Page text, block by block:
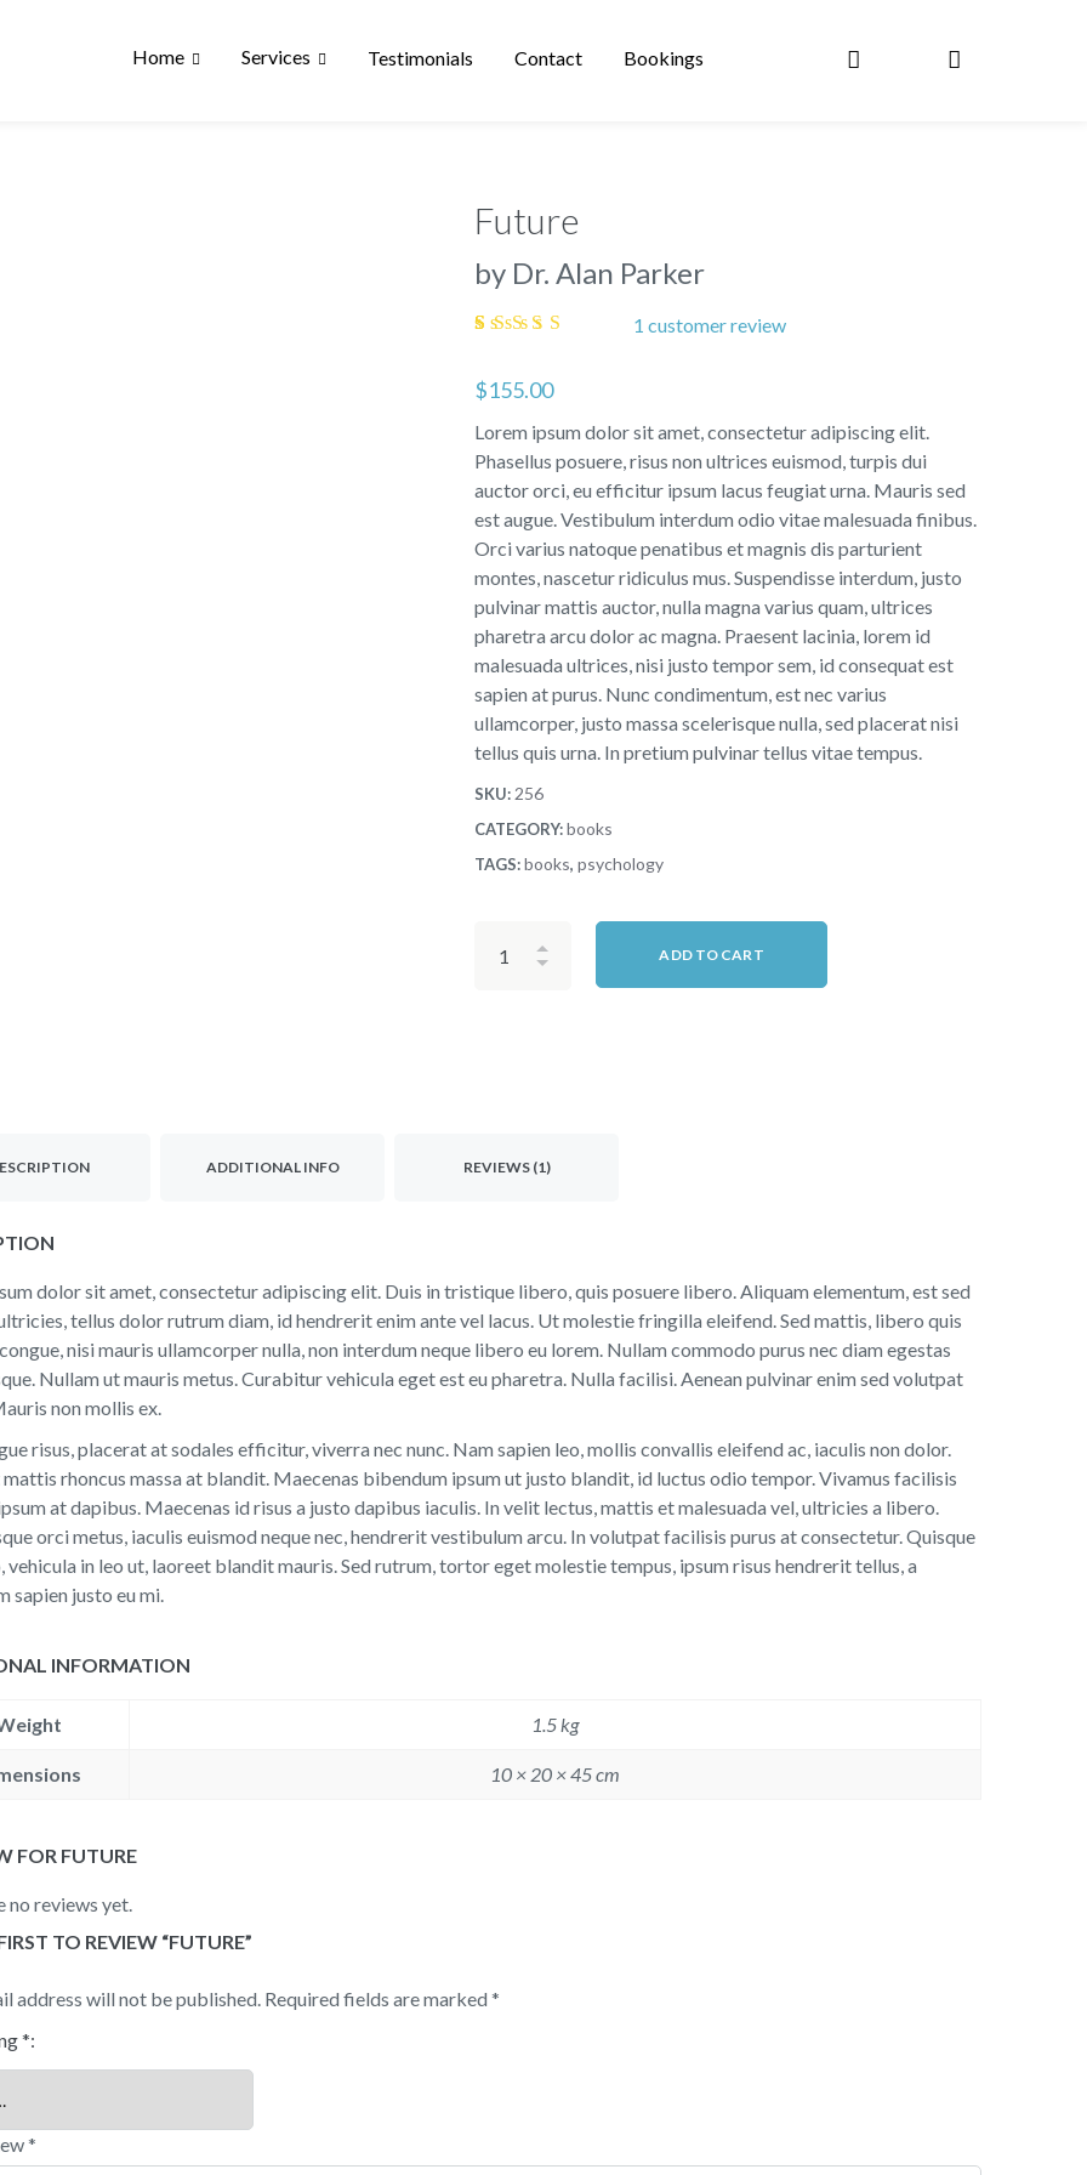
Home Services Testimonials Contact Bookings
Future
by Dr. Alan Parker
on
rating
1 customer review
$155.00
Lorem ipsum dolor sit amet, consectetur adipiscing elit.
Phasellus posuere, risus non ultrices euismod, turpis dui
auctor orci, eu efficitur ipsum lacus feugiat urna. Mauris sed
est augue. Vestibulum interdum odio vitae malesuada finibus.
Orci varius natoque penatibus et magnis dis parturient
montes, nascetur ridiculus mus. Suspendisse interdum, justo
pulvinar mattis auctor, nulla magna varius quam, ultrices
pharetra arcu dolor ac magna. Praesent lacinia, lorem id
malesuada ultrices, nisi justo tempor sem, id consequat est
sapien at purus. Nunc condimentum, est nec varius
ullamcorper, justo massa scelerisque nulla, sed placerat nisi
tellus quis urna. In pretium pulvinar tellus vitae tempus.
SKU: 256
CATEGORY:books
TAGS:books,psychology
ADD TO CART
ADDITIONAL INFO REVIEWS (1)
dolor sit amet, consectetur adipiscing elit. Duis in tristique libero, quis posuere libero. Aliquam elementum, est sed
tellus dolor rutrum diam, id hendrerit enim ante vel lacus. Ut molestie fringilla eleifend. Sed mattis, libero quis
nisi mauris ullamcorper nulla, non interdum neque libero eu lorem. Nullam commodo purus nec diam egestas
Nullam ut mauris metus. Curabitur vehicula eget est eu pharetra. Nulla facilisi. Aenean pulvinar enim sed volutpat
non mollis ex.
risus, placerat at sodales efficitur, viverra nec nunc. Nam sapien leo, mollis convallis eleifend ac, iaculis non dolor.
mattis rhoncus massa at blandit. Maecenas bibendum ipsum ut justo blandit, id luctus odio tempor. Vivamus facilisis
at dapibus. Maecenas id risus a justo dapibus iaculis. In velit lectus, mattis et malesuada vel, ultricies a libero.
orci metus, iaculis euismod neque nec, hendrerit vestibulum arcu. In volutpat facilisis purus at consectetur. Quisque
vehicula in leo ut, laoreet blandit mauris. Sed rutrum, tortor eget molestie tempus, ipsum risus hendrerit tellus, a
sapien justo eu mi.
INFORMATION
1.5 kg
10 × 20 × 45 cm
FOR FUTURE
no reviews yet.
TO REVIEW “FUTURE”
address will not be published. Required fields are marked *
*
*